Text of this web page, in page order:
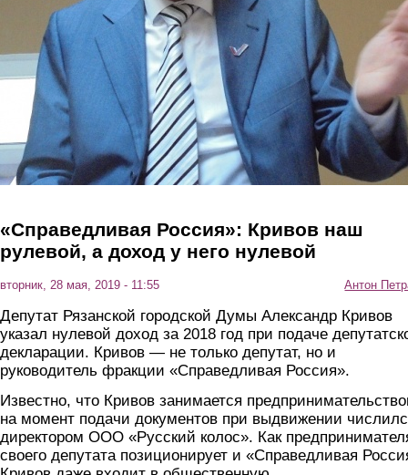
«Справедливая Россия»: Кривов наш
рулевой, а доход у него нулевой
вторник, 28 мая, 2019 - 11:55 Антон
Депутат Рязанской городской Думы Александр Кривов
указал нулевой доход за 2018 год при подаче
декларации. Кривов — не только депутат, но и
руководитель фракции «Справедливая Россия».
Известно, что Кривов занимается
на момент подачи документов при выдвижении
директором ООО «Русский колос». Как
своего депутата позиционирует и «Справедливая